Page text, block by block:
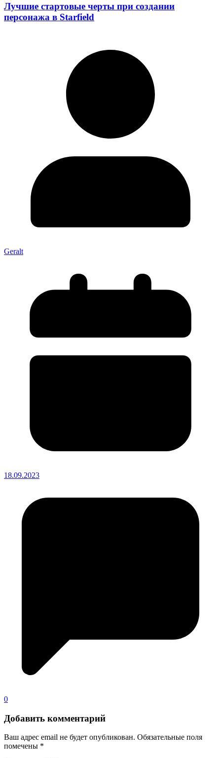
Лучшие стартовые черты при создании
персонажа в Starfield
Geralt
18.09.2023
0
Добавить комментарий
Ваш адрес email не будет опубликован. Обязательные поля
помечены *